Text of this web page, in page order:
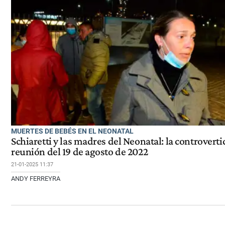
MUERTES DE BEBÉS EN EL NEONATAL
Schiaretti y las madres del Neonatal: la
reunión del 19 de agosto de 2022
21-01-2025 11:37
ANDY FERREYRA